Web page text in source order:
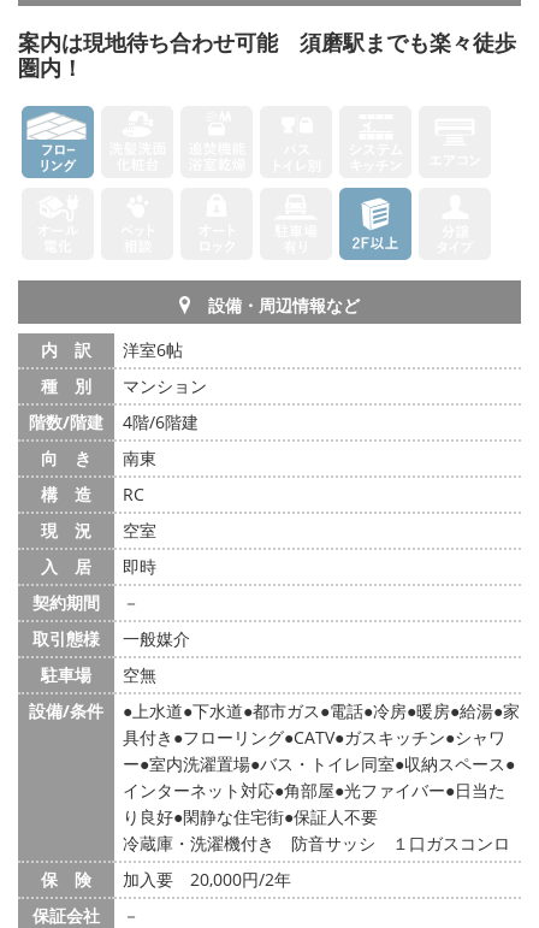
案内は現地待ち合わせ可能 須磨駅までも楽々徒歩
圏内！
設備・周辺情報など
内 訳
洋室6帖
種 別
マンション
階数/階建
4階/6階建
向 き
南東
構 造
RC
現 況
空室
入 居
即時
契約期間
－
取引態様
一般媒介
駐車場
空無
設備/条件
上水道 下水道 都市ガス 電話 冷房 暖房 給湯 家
具付き
フローリング CATV ガスキッチン シャワ
ー 室内洗濯置場 バス・トイレ同室 収納スペース
インターネット対応 角部屋 光ファイバー 日当た
り良好 閑静な住宅街 保証人不要
冷蔵庫・洗濯機付き 防音サッシ １口ガスコンロ
保 険
加入要 20,000円/2年
保証会社
－